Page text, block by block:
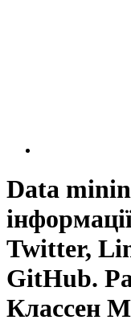
Data
Twitter,
GitHub.
Классен